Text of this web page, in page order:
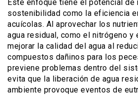
Este enfoque tiene el potencial de
sostenibilidad como la eficiencia
acuícolas. Al aprovechar los
agua residual, como el nitrógeno
mejorar la calidad del agua al
compuestos dañinos para los
previene problemas dentro del
evita que la liberación de agua
ambiente provoque eventos de